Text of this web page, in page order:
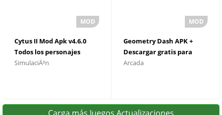
Cytus II Mod Apk v4.6.0
Todos los personajes
desbloqueados
SimulaciÃ³n
Geometry Dash APK +
Descargar gratis para
Android
Arcada